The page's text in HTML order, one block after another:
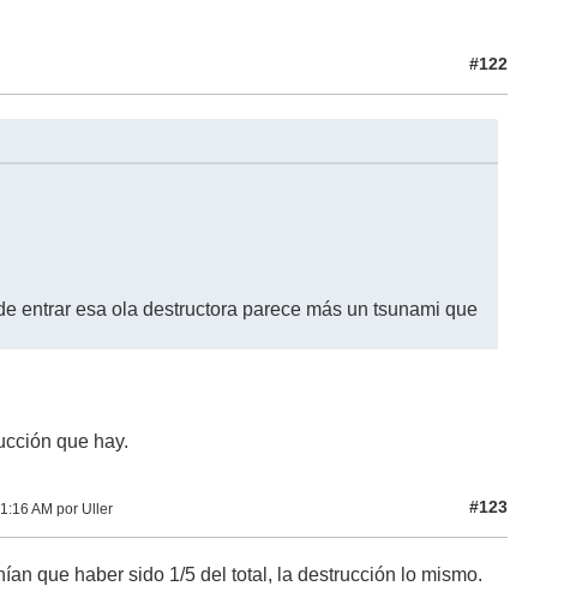
#122
entrar esa ola destructora parece más un tsunami que
que hay.
AM por Uller #123
que haber sido 1/5 del total, la destrucción lo mismo.